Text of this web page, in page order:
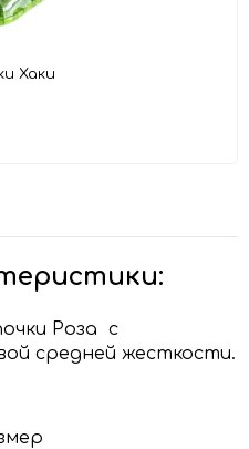
Хаки
Роза с
средней жесткости.